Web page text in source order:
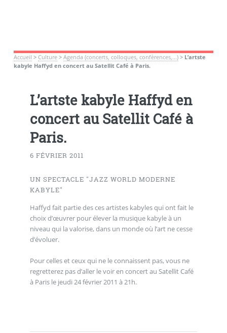
Accueil > Culture> Agenda (concerts, colloques, confèrences,...)> L’artste
kabyle Haffyd en concert au Satellit Café à Paris.
L’artste kabyle Haffyd en
concert au Satellit Café à
Paris.
6 FÉVRIER 2011
UN SPECTACLE "JAZZ WORLD MODERNE
KABYLE"
Haffyd fait partie des ces artistes kabyles qui ont fait le
choix d’œuvrer pour élever la musique kabyle à un
niveau qui la valorise, dans un monde où l’art ne cesse
d’évoluer.
Pour celles et ceux qui ne le connaissent pas, vous ne
regretterez pas d’aller le voir en concert au Satellit Café
à Paris le jeudi 24 février 2011 à 21h.